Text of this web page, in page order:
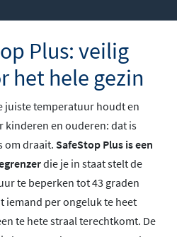
Plus: veilig
het hele gezin
juiste temperatuur houdt en
kinderen en ouderen: dat is
om draait. SafeStop Plus is een
die je in staat stelt de
te beperken tot 43 graden
iemand per ongeluk te heet
te hete straal terechtkomt. De